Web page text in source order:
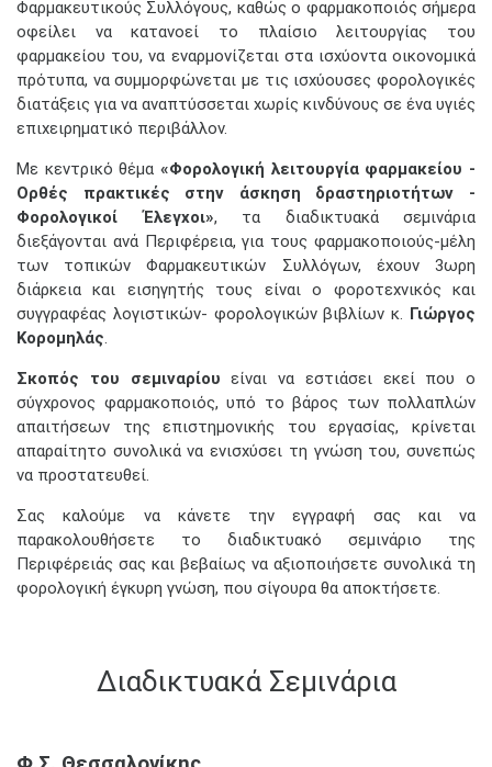
Φαρμακευτικούς Συλλόγους, καθώς ο φαρμακοποιός σήμερα
οφείλει να κατανοεί το πλαίσιο λειτουργίας του
φαρμακείου του, να εναρμονίζεται στα ισχύοντα οικονομικά
πρότυπα, να συμμορφώνεται με τις ισχύουσες φορολογικές
διατάξεις για να αναπτύσσεται χωρίς κινδύνους σε ένα υγιές
επιχειρηματικό περιβάλλον.
Με κεντρικό θέμα «Φορολογική λειτουργία φαρμακείου -
Ορθές πρακτικές στην άσκηση δραστηριοτήτων -
Φορολογικοί Έλεγχοι», τα διαδικτυακά σεμινάρια
διεξάγονται ανά Περιφέρεια, για τους φαρμακοποιούς-μέλη
των τοπικών Φαρμακευτικών Συλλόγων, έχουν 3ωρη
διάρκεια και εισηγητής τους είναι ο φοροτεχνικός και
συγγραφέας λογιστικών- φορολογικών βιβλίων κ. Γιώργος
Κορομηλάς
Σκοπός του σεμιναρίου είναι να εστιάσει εκεί που ο
σύγχρονος φαρμακοποιός, υπό το βάρος των πολλαπλών
απαιτήσεων της επιστημονικής του εργασίας, κρίνεται
απαραίτητο συνολικά να ενισχύσει τη γνώση του, συνεπώς
να προστατευθεί.
Σας καλούμε να κάνετε την εγγραφή σας και να
παρακολουθήσετε το διαδικτυακό σεμινάριο της
Περιφέρειάς σας και βεβαίως να αξιοποιήσετε συνολικά τη
φορολογική έγκυρη γνώση, που σίγουρα θα αποκτήσετε.
Διαδικτυακά Σεμινάρια